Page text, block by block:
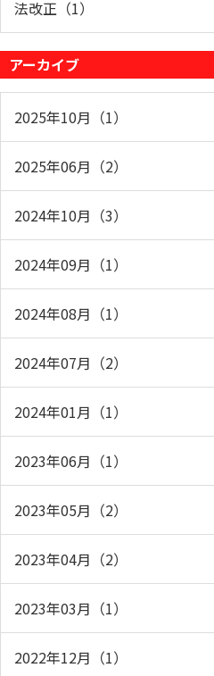
法改正（1）
アーカイブ
2025年10月（1）
2025年06月（2）
2024年10月（3）
2024年09月（1）
2024年08月（1）
2024年07月（2）
2024年01月（1）
2023年06月（1）
2023年05月（2）
2023年04月（2）
2023年03月（1）
2022年12月（1）